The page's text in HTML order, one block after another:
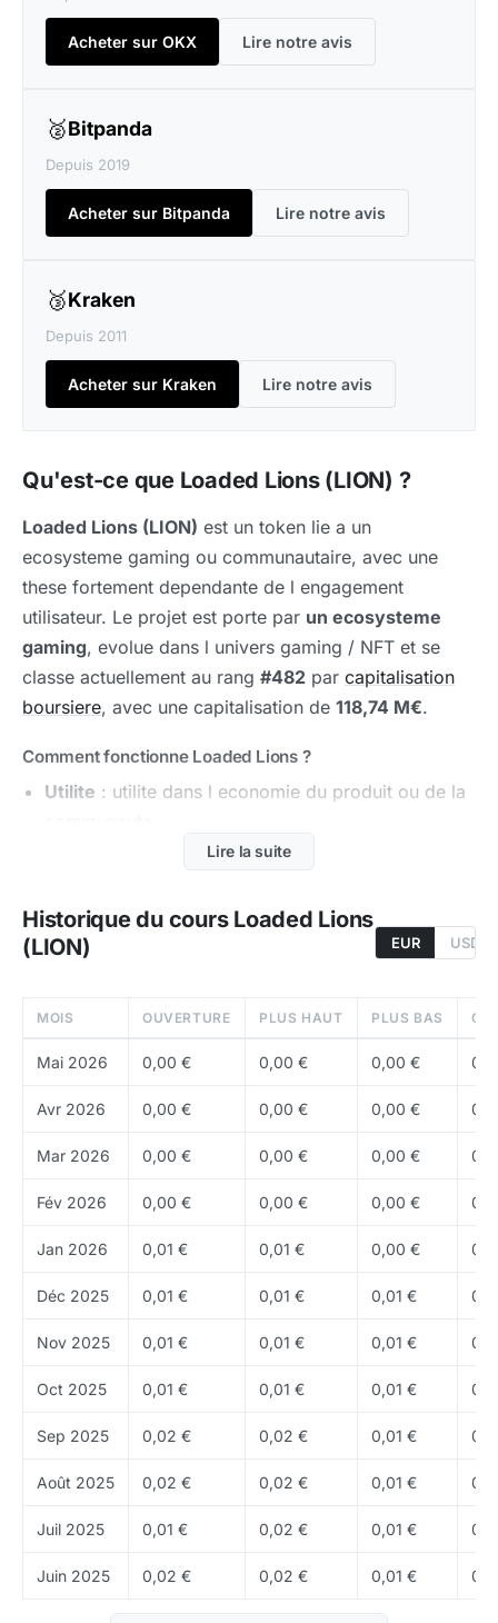
Acheter sur OKX Lire notre avis
🥈Bitpanda
Depuis 2019
Acheter sur Bitpanda Lire notre avis
🥉Kraken
Depuis 2011
Acheter sur Kraken Lire notre avis
Qu'est-ce que Loaded Lions (LION) ?
Loaded Lions (LION) est un token lie a un
ecosysteme gaming ou communautaire, avec une
these fortement dependante de l engagement
utilisateur. Le projet est porte par un ecosysteme
gaming, evolue dans l univers gaming / NFT et se
classe actuellement au rang #482 par capitalisation
boursiere, avec une capitalisation de 118,74 M€.
Comment fonctionne Loaded Lions ?
Utilite : utilite dans l economie du produit ou de la
: narratif plus consumer que purement
Performance: performance tres sensible a la
retention et a la traction du produit
communautaire, de la retention et de la qualite des
produits
Utilite : utilite du token liee aux economies in-
communautaires
Tokenomics de LION
Le token LION soutient l economie de l ecosysteme
interactions communautaires. Actuellement, environ
100,00 Md
LION sont en circulation, pour une FDV d
Les tokens gaming et communautaires sont souvent
tres cycliques : la traction utilisateur et le succes des
Actuellement, le prix de Loaded Lions est de
0,001370 $
(environ 0,001187 € ).
Lire la suite
Historique du cours Loaded Lions
(LION)
EUR USD
MOIS OUVERTURE PLUS HAUT PLUS BAS
Mai 2026 0,00 € 0,00 € 0,00 €
Avr 2026 0,00 € 0,00 € 0,00 €
Mar 2026 0,00 € 0,00 € 0,00 €
Fév 2026 0,00 € 0,00 € 0,00 €
Jan 2026 0,01 € 0,01 € 0,00 €
Déc 2025 0,01 € 0,01 € 0,01 €
Nov 2025 0,01 € 0,01 € 0,01 €
Oct 2025 0,01 € 0,01 € 0,01 €
Sep 2025 0,02 € 0,02 € 0,01 €
Août 2025 0,02 € 0,02 € 0,01 €
Juil 2025 0,01 € 0,02 € 0,01 €
Juin 2025 0,02 € 0,02 € 0,01 €